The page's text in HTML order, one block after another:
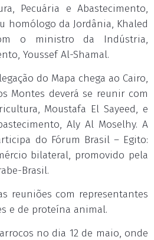
Pecuária e Abastecimento,
homólogo da Jordânia, Khaled
o ministro da Indústria,
Youssef Al-Shamal.
do Mapa chega ao Cairo,
Montes deverá se reunir com
Moustafa El Sayeed, e
Aly Al Moselhy. A
do Fórum Brasil – Egito:
bilateral, promovido pela
Brasil.
reuniões com representantes
e de proteína animal.
no dia 12 de maio, onde